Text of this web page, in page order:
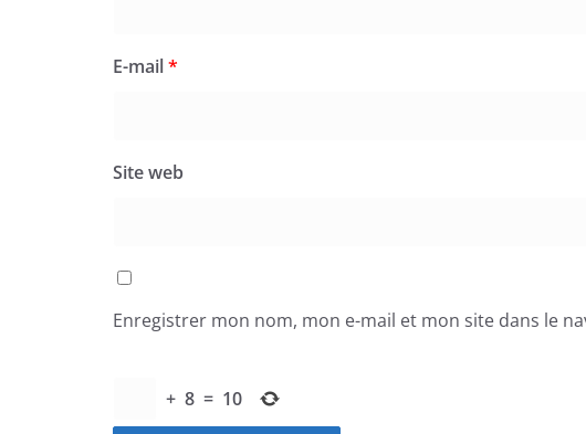
E-mail*
Site web
Enregistrer mon nom, mon e-mail et mon site dans le
+ 8 = 10